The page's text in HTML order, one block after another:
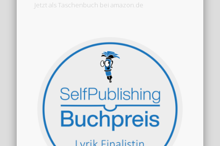
Jetzt als Taschenbuch bei amazon.de